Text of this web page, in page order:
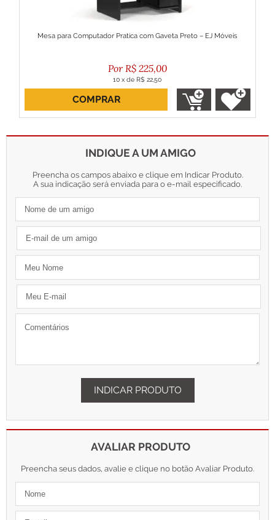
Mesa para Computador Pratica com Gaveta Preto – EJ Móveis
R$ 225,00
10 x de R$ 22,50
ou R$ 202,50 no boleto
COMPRAR
INDIQUE A UM AMIGO
Preencha os campos abaixo e clique em Indicar Produto.
A sua indicação será enviada para o e-mail especificado.
INDICAR PRODUTO
AVALIAR PRODUTO
Preencha seus dados, avalie e clique no botão Avaliar Produto.